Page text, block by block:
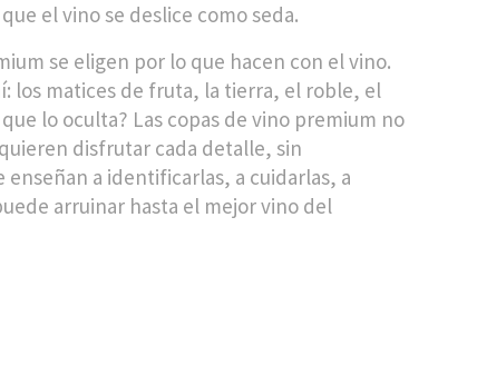
el vino se deslice como seda.
se eligen por lo que hacen con el vino.
los matices de fruta, la tierra, el roble, el
lo oculta? Las copas de vino premium no
disfrutar cada detalle, sin
a identificarlas, a cuidarlas, a
arruinar hasta el mejor vino del